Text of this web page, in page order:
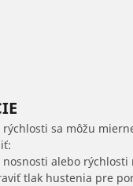
sa môžu
alebo
tlak hustenia pre